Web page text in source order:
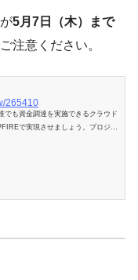
5月7日（木）まで
注意ください。
265410
も資金調達を実施できるクラウド
で実現させましょう。プロジェ